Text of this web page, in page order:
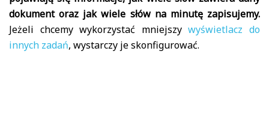
dokument oraz jak wiele słów na minutę zapisujemy.
Jeżeli chcemy wykorzystać mniejszywyświetlacz do
innych zadań, wystarczy je skonfigurować.